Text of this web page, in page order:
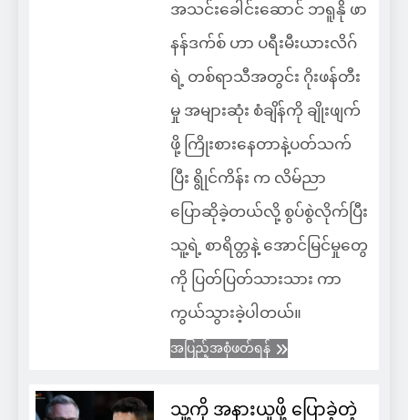
အသင်းခေါင်းဆောင် ဘရူနို ဖာ
နန်ဒက်စ် ဟာ ပရီးမီးယားလိဂ်
ရဲ့ တစ်ရာသီအတွင်း ဂိုးဖန်တီး
မှု အများဆုံး စံချိန်ကို ချိုးဖျက်
ဖို့ ကြိုးစားနေတာနဲ့ပတ်သက်
ပြီး ရွိုင်ကိန်း က လိမ်ညာ
ပြောဆိုခဲ့တယ်လို့ စွပ်စွဲလိုက်ပြီး
သူ့ရဲ့ စာရိတ္တနဲ့ အောင်မြင်မှုတွေ
ကို ပြတ်ပြတ်သားသား ကာ
ကွယ်သွားခဲ့ပါတယ်။
အပြည့်အစုံဖတ်ရန်
သူ့ကို အနားယူဖို့ ပြောခဲ့တဲ့